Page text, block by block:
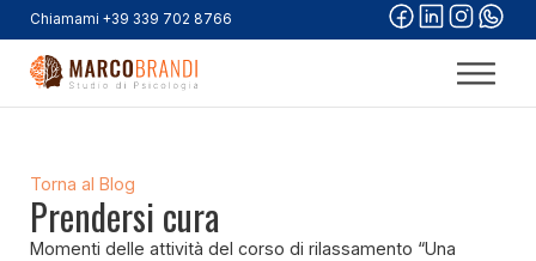
Chiamami +39 339 702 8766
Prendersi cura
Momenti delle attività del corso di rilassamento “Una
Torna al Blog